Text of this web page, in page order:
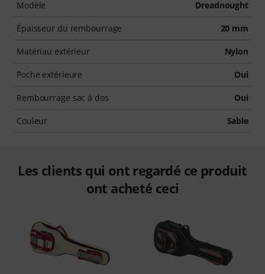
Modèle Dreadnought
Épaisseur du rembourrage 20 mm
Matériau extérieur Nylon
Poche extérieure Oui
Rembourrage sac à dos Oui
Couleur Sable
Les clients qui ont regardé ce produit
ont acheté ceci